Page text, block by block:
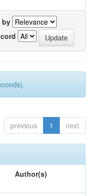
by
previous 1 next
Author(s)